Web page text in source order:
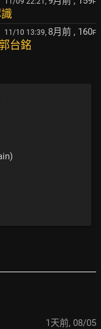
11/10 13:39, 8月前 , 160F
台銘
1天前, 08/05